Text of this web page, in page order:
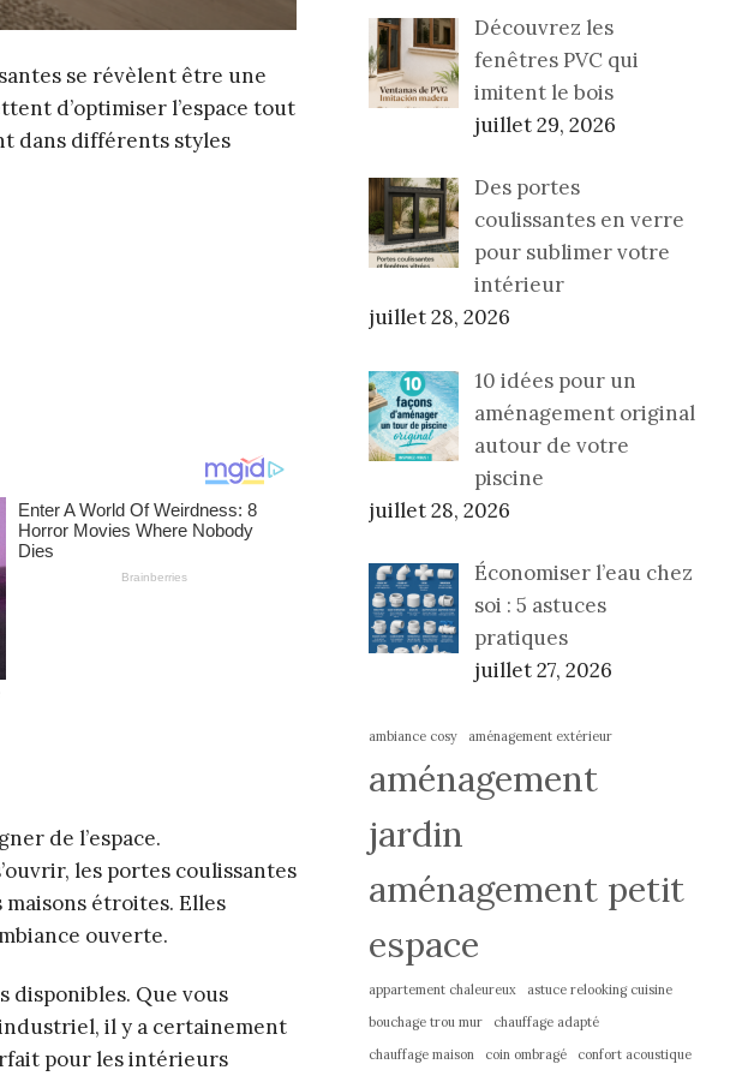
se révèlent être une
d’optimiser l’espace tout
dans différents styles
de l’espace.
les portes coulissantes
étroites. Elles
ouverte.
disponibles. Que vous
il y a certainement
pour les intérieurs
Découvrez les
fenêtres PVC qui
imitent le bois
juillet 29, 2026
Des portes
coulissantes en verre
pour sublimer votre
intérieur
juillet 28, 2026
10 idées pour un
aménagement original
autour de votre
piscine
juillet 28, 2026
Économiser l’eau chez
soi : 5 astuces
pratiques
juillet 27, 2026
ambiance cosy aménagement extérieur
aménagement
jardin
aménagement petit
espace
appartement chaleureux
astuce relooking cuisine
bouchage trou mur
chauffage adapté
chauffage maison
coin ombragé
confort acoustique